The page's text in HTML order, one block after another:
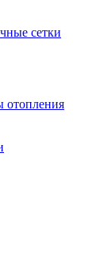
сетки
отопления